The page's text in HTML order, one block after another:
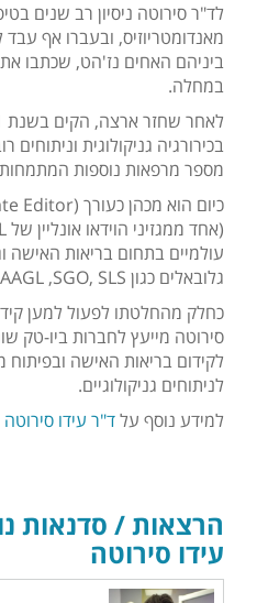
לד"ר סירוטה ניסיון רב שנים
מאנדומטריוזיס, ובעברו אף
ביניהם האחים נז'הט, שכתבו את
במחלה.
בכירורגיה גניקולוגית וניתוחים
מספר מרפאות נוספות המתמחות
עולמיים בתחום בריאות האישה
גלובאלים כגון AAGL ,SGO, SLS ועוד.
כחלק מהחלטתו לפעול למען
סירוטה מייעץ לחברות ביו-טק
לקידום בריאות האישה
לניתוחים גניקולוגיים.
למידע נוסף עלד"ר עידו סירוטה
הרצאות / סדנאות
עידו סירוטה